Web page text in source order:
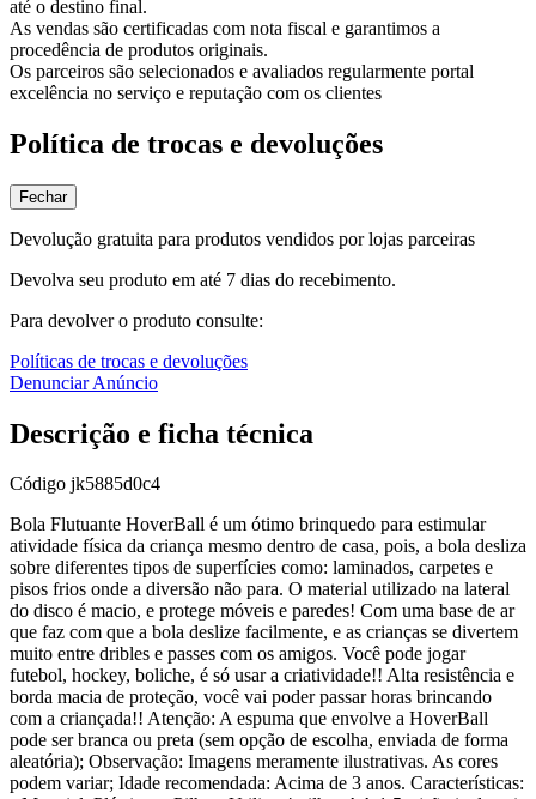
até o destino final.
As vendas são certificadas com nota fiscal e garantimos a
procedência de produtos originais.
Os parceiros são selecionados e avaliados regularmente portal
excelência no serviço e reputação com os clientes
Política de trocas e devoluções
Fechar
Devolução gratuita para produtos vendidos por lojas parceiras
Devolva seu produto em até 7 dias do recebimento.
Para devolver o produto consulte:
Políticas de trocas e devoluções
Denunciar Anúncio
Descrição e ficha técnica
Código jk5885d0c4
Bola Flutuante HoverBall é um ótimo brinquedo para estimular
atividade física da criança mesmo dentro de casa, pois, a bola desliza
sobre diferentes tipos de superfícies como: laminados, carpetes e
pisos frios onde a diversão não para. O material utilizado na lateral
do disco é macio, e protege móveis e paredes! Com uma base de ar
que faz com que a bola deslize facilmente, e as crianças se divertem
muito entre dribles e passes com os amigos. Você pode jogar
futebol, hockey, boliche, é só usar a criatividade!! Alta resistência e
borda macia de proteção, você vai poder passar horas brincando
com a criançada!! Atenção: A espuma que envolve a HoverBall
pode ser branca ou preta (sem opção de escolha, enviada de forma
aleatória); Observação: Imagens meramente ilustrativas. As cores
podem variar; Idade recomendada: Acima de 3 anos. Características: